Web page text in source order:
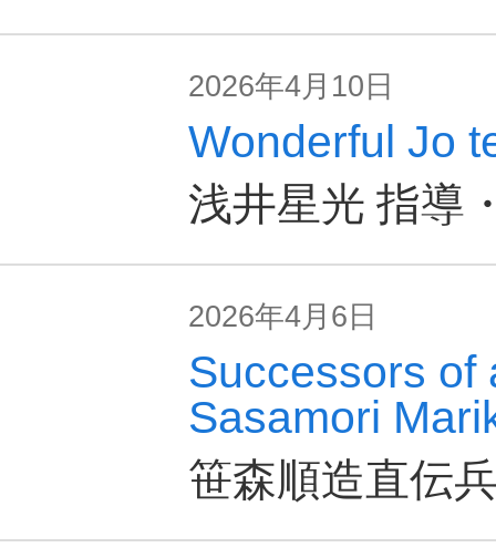
2026年4月10日
Wonderful Jo
浅井星光 指導
2026年4月6日
Successors of
Sasamori
笹森順造直伝